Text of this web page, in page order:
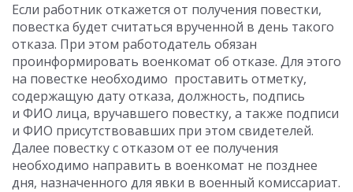
Если работник откажется от получения повестки,
повестка будет считаться врученной в день такого
отказа. При этом работодатель обязан
проинформировать военкомат об отказе. Для этого
на повестке необходимо проставить отметку,
содержащую дату отказа, должность, подпись
и ФИО лица, вручавшего повестку, а также подписи
и ФИО присутствовавших при этом свидетелей.
Далее повестку с отказом от ее получения
необходимо направить в военкомат не позднее
дня, назначенного для явки в военный комиссариат.